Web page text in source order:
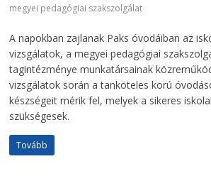
megyei pedagógiai szakszolgálat
A napokban zajlanak Paks óvodáiban az
vizsgálatok, a megyei pedagógiai
tagintézménye munkatársainak
vizsgálatok során a tanköteles korú
készségeit mérik fel, melyek a sikeres
szükségesek.
Tovább